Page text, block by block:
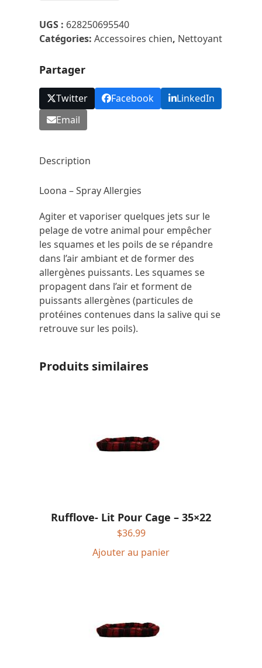
allergies
UGS : 628250695540
Catégories:Accessoires chien, Nettoyant
Partager
Twitter Facebook
LinkedIn
Email
Description
Loona – Spray Allergies
Agiter et vaporiser quelques jets sur le
pelage de votre animal pour empêcher
les squames et les poils de se répandre
dans l’air ambiant et de former des
allergènes puissants. Les squames se
propagent dans l’air et forment de
puissants allergènes (particules de
protéines contenues dans la salive qui se
retrouve sur les poils).
Produits similaires
Rufflove- Lit Pour Cage – 35×22
$36.99
Ajouter au panier